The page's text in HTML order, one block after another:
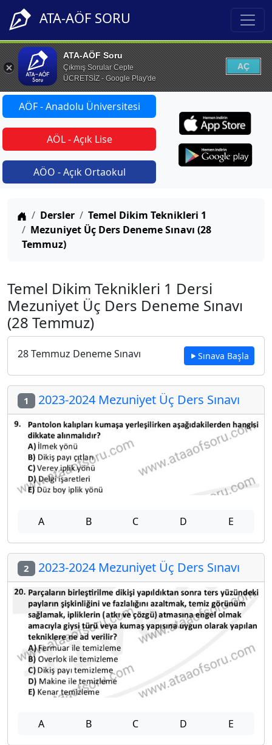
ATA-AÖF SORU
ATA-AÖF Soru
Çıkmış Sorular Cepte
ÜCRETSİZ - Google Play'de
AÇ
AÖF - Anadolu Üniversitesi
AÖL - Açık Lise
AÖO - Açık Ortaokul
Anasayfa
Dersler
Temel Dikim Teknikleri 1
Mezuniyet Üç Ders Deneme Sınavı (28
Temmuz)
Temel Dikim Teknikleri 1 Dersi
Mezuniyet Üç Ders Deneme Sınavı
(28 Temmuz)
28 Temmuz Deneme Sınavı Sınava Başla
1 2023-2024 Mezuniyet Üç Ders Sınavı
A B C D E
2 2023-2024 Mezuniyet Üç Ders Sınavı
A B C D E